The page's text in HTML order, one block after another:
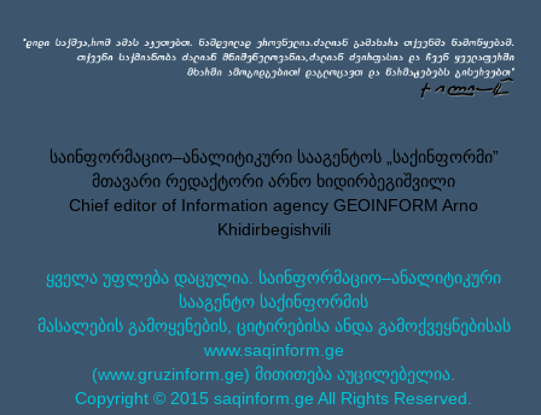
საინფორმაციო–ანალიტიკური სააგენტოს „საქინფორმი”
მთავარი რედაქტორი არნო ხიდირბეგიშვილი
Chief editor of Information agency GEOINFORM Arno
Khidirbegishvili
ყველა უფლება დაცულია. საინფორმაციო–ანალიტიკური
სააგენტო საქინფორმის
მასალების გამოყენების, ციტირებისა ანდა გამოქვეყნებისას
www.saqinform.ge
(www.gruzinform.ge) მითითება აუცილებელია.
Copyright © 2015 saqinform.ge All Rights Reserved.